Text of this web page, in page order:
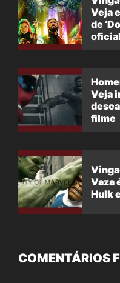
Veja
de
Veja
filme
Vaza
Hulk
COMENTÁRIOS